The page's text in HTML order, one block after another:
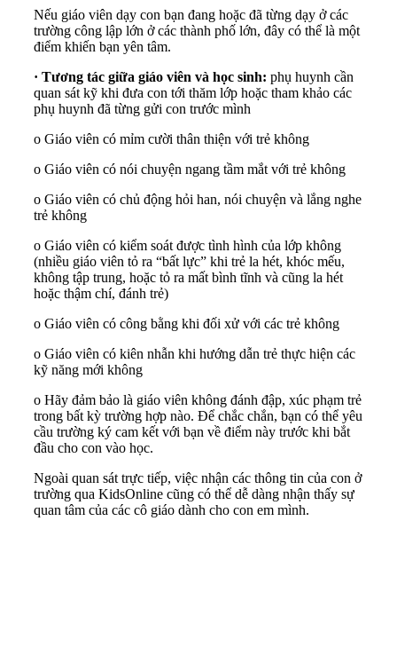
Nếu giáo viên dạy con bạn đang hoặc đã từng dạy ở các
trường công lập lớn ở các thành phố lớn, đây có thể là một
điểm khiến bạn yên tâm.
· Tương tác giữa giáo viên và học sinh: phụ huynh cần
quan sát kỹ khi đưa con tới thăm lớp hoặc tham khảo các
phụ huynh đã từng gửi con trước mình
o Giáo viên có mỉm cười thân thiện với trẻ không
o Giáo viên có nói chuyện ngang tầm mắt với trẻ không
o Giáo viên có chủ động hỏi han, nói chuyện và lắng nghe
trẻ không
o Giáo viên có kiểm soát được tình hình của lớp không
(nhiều giáo viên tỏ ra “bất lực” khi trẻ la hét, khóc mếu,
không tập trung, hoặc tỏ ra mất bình tĩnh và cũng la hét
hoặc thậm chí, đánh trẻ)
o Giáo viên có công bằng khi đối xử với các trẻ không
o Giáo viên có kiên nhẫn khi hướng dẫn trẻ thực hiện các
kỹ năng mới không
o Hãy đảm bảo là giáo viên không đánh đập, xúc phạm trẻ
trong bất kỳ trường hợp nào. Để chắc chắn, bạn có thể yêu
cầu trường ký cam kết với bạn về điểm này trước khi bắt
đầu cho con vào học.
Ngoài quan sát trực tiếp, việc nhận các thông tin của con ở
trường qua KidsOnline cũng có thể dễ dàng nhận thấy sự
quan tâm của các cô giáo dành cho con em mình.